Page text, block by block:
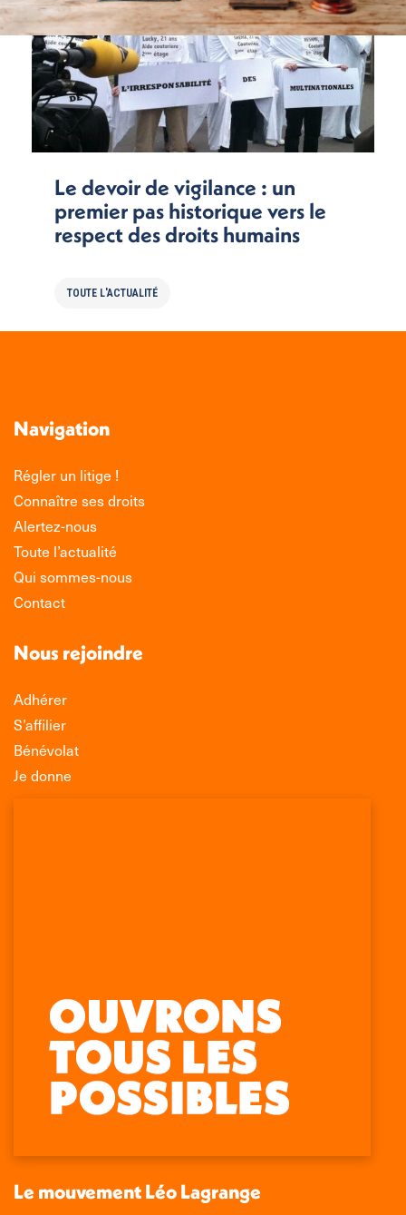
Le devoir de vigilance : un
premier pas historique vers le
respect des droits humains
TOUTE L'ACTUALITÉ
Navigation
Régler un litige !
Connaître ses droits
Alertez-nous
Toute l’actualité
Qui sommes-nous
Contact
Nous rejoindre
Adhérer
S’affilier
Bénévolat
Je donne
Retrouvez-nous sur :
Facebook
s'ouvre
une
fenêtre
La
page
X
s'ouvre
une
fenêtre
La
page
LinkedIn
s'ouvre
une
fenêtre
La
page
Instagram
s'ouvre
une
nouvelle
fenêtre
Le mouvement Léo Lagrange